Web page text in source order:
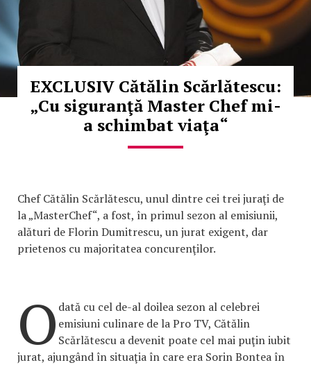
EXCLUSIV Cătălin Scărlătescu:
„Cu siguranţă Master Chef mi-
a schimbat viaţa“
Chef Cătălin Scărlătescu, unul dintre cei trei juraţi de
la „MasterChef“, a fost, în primul sezon al emisiunii,
alături de Florin Dumitrescu, un jurat exigent, dar
prietenos cu majoritatea concurenţilor.
O dată cu cel de-al doilea sezon al celebrei
emisiuni culinare de la Pro TV, Cătălin
Scărlătescu a devenit poate cel mai puţin iubit
jurat, ajungând în situaţia în care era Sorin Bontea în